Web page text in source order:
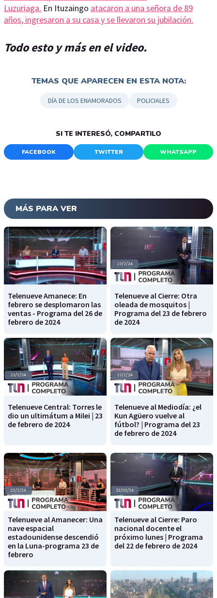
Luzuriaga. En Ituzaingo atacaron a una señora de 89
años, ingresaron a su casa y se llevaron su jubilación.
Todo esto y más en el video.
TEMAS QUE APARECEN EN ESTA NOTA:
DÍA DE LOS ENAMORADOS POLICIALES
SI TE INTERESÓ, COMPARTILO
FACEBOOK TWITTER WHATSAPP
MÁS PARA VER
Telenueve Amanece: En
febrero se desplomaron las
ventas - Programa del 26 de
febrero de 2024
Telenueve al Cierre: Otra
oleada de mosquitos |
Programa del 23 de febrero
de 2024
Telenueve Central: Torres le
dio un ultimátum a Milei | 23
de febrero de 2024
Telenueve al Mediodía: ¿el
Kun Agüero vuelve al
fútbol? | Programa del 23
de febrero de 2024
Telenueve al Amanecer: Una
nave espacial
estadounidense descendió
en la Luna-programa 23 de
febrero
Telenueve al Cierre: Paro
nacional docente el
próximo lunes | Programa
del 22 de febrero de 2024